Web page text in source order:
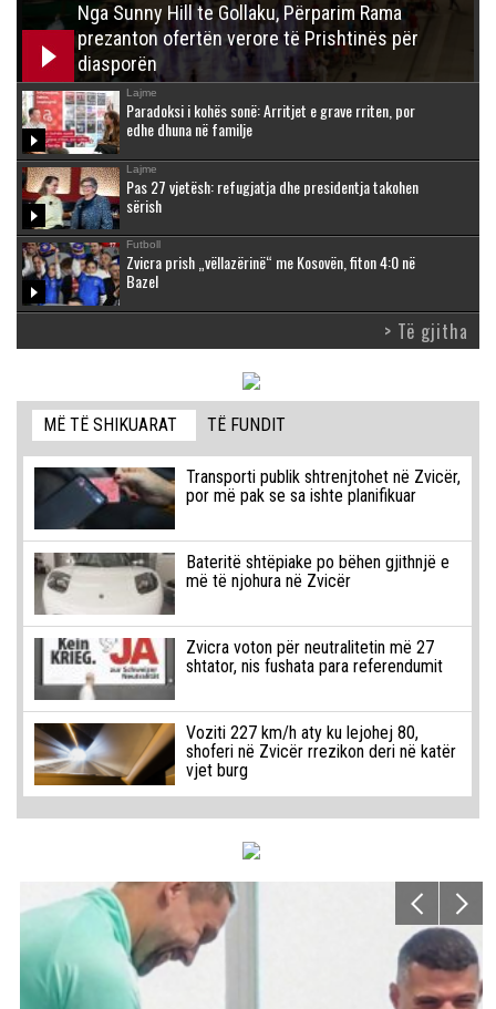
Nga Sunny Hill te Gollaku, Përparim Rama
prezanton ofertën verore të Prishtinës për
diasporën
Lajme
Paradoksi i kohës sonë: Arritjet e grave rriten, por
edhe dhuna në familje
Lajme
Pas 27 vjetësh: refugjatja dhe presidentja takohen
sërish
Futboll
Zvicra prish „vëllazërinë“ me Kosovën, fiton 4:0 në
Bazel
> Të gjitha
MË TË SHIKUARAT TË FUNDIT
Transporti publik shtrenjtohet në Zvicër,
por më pak se sa ishte planifikuar
Bateritë shtëpiake po bëhen gjithnjë e
më të njohura në Zvicër
Zvicra voton për neutralitetin më 27
shtator, nis fushata para referendumit
Voziti 227 km/h aty ku lejohej 80,
shoferi në Zvicër rrezikon deri në katër
vjet burg